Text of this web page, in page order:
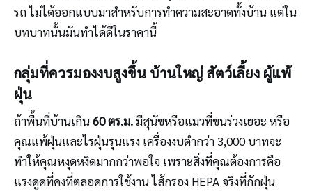
รถ ไม่ได้ออกแบบมาสำหรับการทำความสะอาดทั้งบ้าน แต่ใน
บทบาทนั้นมันทำได้ดีในราคานี้
กลุ่มที่ควรมองงบสูงขึ้น บ้านใหญ่ สัตว์เลี้ยง ผู้แพ้
ฝุ่น
ถ้าพื้นที่บ้านเกิน60 ตร.ม.มีสุนัขหรือแมวที่ขนร่วงเยอะ หรือ
คุณแพ้ฝุ่นและไรฝุ่นรุนแรง เครื่องงบต่ำกว่า 3,000 บาทจะ
ทำให้คุณหงุดหงิดมากกว่าพอใจ เพราะสิ่งที่คุณต้องการคือ
แรงดูดที่คงที่ตลอดการใช้งาน ไส้กรอง HEPA จริงที่กักฝุ่น